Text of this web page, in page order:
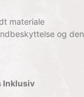
materiale
og den
Inklusiv